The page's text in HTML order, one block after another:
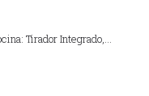
Tirador Integrado,…